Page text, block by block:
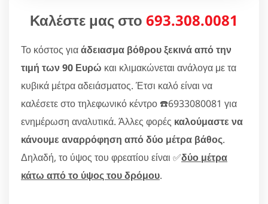
Καλέστε μας στο 693.308.0081
Το κόστος γιαάδειασμα βόθρου ξεκινά από την
τιμή των 90 Ευρώ και κλιμακώνεται ανάλογα με τα
κυβικά μέτρα αδειάσματος. Έτσι καλό είναι να
καλέσετε στο τηλεφωνικό κέντρο ☎️6933080081 για
ενημέρωση αναλυτικά. Άλλες φορές καλούμαστε να
κάνουμε αναρρόφηση από δύο μέτρα βάθος.
Δηλαδή, το ύψος του φρεατίου είναι ✅δύο μέτρα
κάτω από το ύψος του δρόμου.